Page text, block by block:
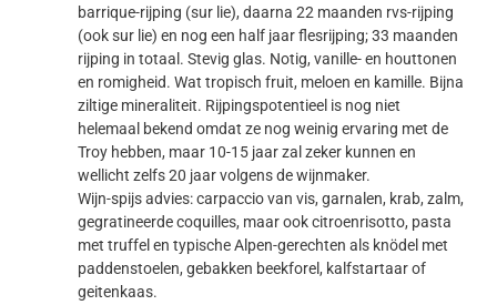
barrique-rijping (sur lie), daarna 22 maanden rvs-rijping
(ook sur lie) en nog een half jaar flesrijping; 33 maanden
rijping in totaal. Stevig glas. Notig, vanille- en houttonen
en romigheid. Wat tropisch fruit, meloen en kamille. Bijna
ziltige mineraliteit. Rijpingspotentieel is nog niet
helemaal bekend omdat ze nog weinig ervaring met de
Troy hebben, maar 10-15 jaar zal zeker kunnen en
wellicht zelfs 20 jaar volgens de wijnmaker.
Wijn-spijs advies: carpaccio van vis, garnalen, krab, zalm,
gegratineerde coquilles, maar ook citroenrisotto, pasta
met truffel en typische Alpen-gerechten als knödel met
paddenstoelen, gebakken beekforel, kalfstartaar of
geitenkaas.